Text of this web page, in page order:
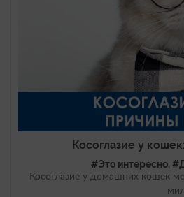
Косоглазие у
#Это интересно,
Косоглазие у домашних кошек